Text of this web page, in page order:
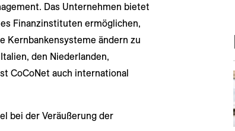
Das Unternehmen bietet
Finanzinstituten ermöglichen,
Kernbankensysteme ändern zu
den Niederlanden,
CoCoNet auch international
bei der Veräußerung der